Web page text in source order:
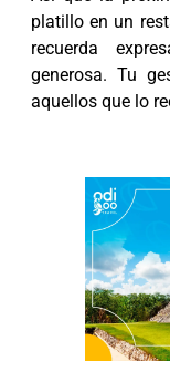
platillo en un
recuerda
generosa. Tu
aquellos que lo